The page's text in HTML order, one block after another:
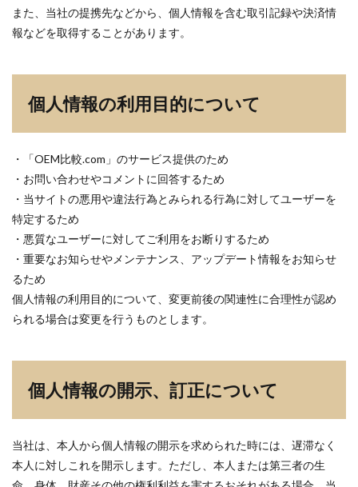
また、当社の提携先などから、個人情報を含む取引記録や決済情
報などを取得することがあります。
個人情報の利用目的について
・「OEM比較.com」のサービス提供のため
・お問い合わせやコメントに回答するため
・当サイトの悪用や違法行為とみられる行為に対してユーザーを
特定するため
・悪質なユーザーに対してご利用をお断りするため
・重要なお知らせやメンテナンス、アップデート情報をお知らせ
るため
個人情報の利用目的について、変更前後の関連性に合理性が認め
られる場合は変更を行うものとします。
個人情報の開示、訂正について
当社は、本人から個人情報の開示を求められた時には、遅滞なく
本人に対しこれを開示します。ただし、本人または第三者の生